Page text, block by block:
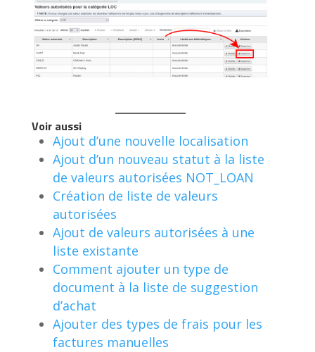
Voir aussi
Ajout d’une nouvelle localisation
Ajout d’un nouveau statut à la liste
de valeurs autorisées NOT_LOAN
Création de liste de valeurs
autorisées
Ajout de valeurs autorisées à une
liste existante
Comment ajouter un type de
document à la liste de suggestion
d’achat
Ajouter des types de frais pour les
factures manuelles